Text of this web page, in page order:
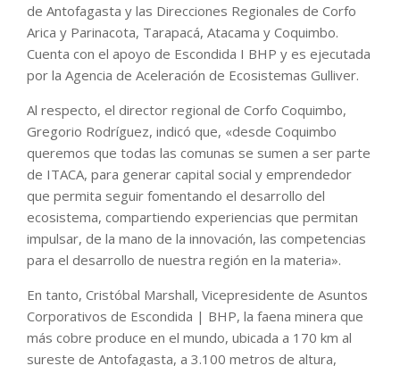
de Antofagasta y las Direcciones Regionales de Corfo
Arica y Parinacota, Tarapacá, Atacama y Coquimbo.
Cuenta con el apoyo de Escondida I BHP y es ejecutada
por la Agencia de Aceleración de Ecosistemas Gulliver.
Al respecto, el director regional de Corfo Coquimbo,
Gregorio Rodríguez, indicó que, «desde Coquimbo
queremos que todas las comunas se sumen a ser parte
de ITACA, para generar capital social y emprendedor
que permita seguir fomentando el desarrollo del
ecosistema, compartiendo experiencias que permitan
impulsar, de la mano de la innovación, las competencias
para el desarrollo de nuestra región en la materia».
En tanto, Cristóbal Marshall, Vicepresidente de Asuntos
Corporativos de Escondida | BHP, la faena minera que
más cobre produce en el mundo, ubicada a 170 km al
sureste de Antofagasta, a 3.100 metros de altura,